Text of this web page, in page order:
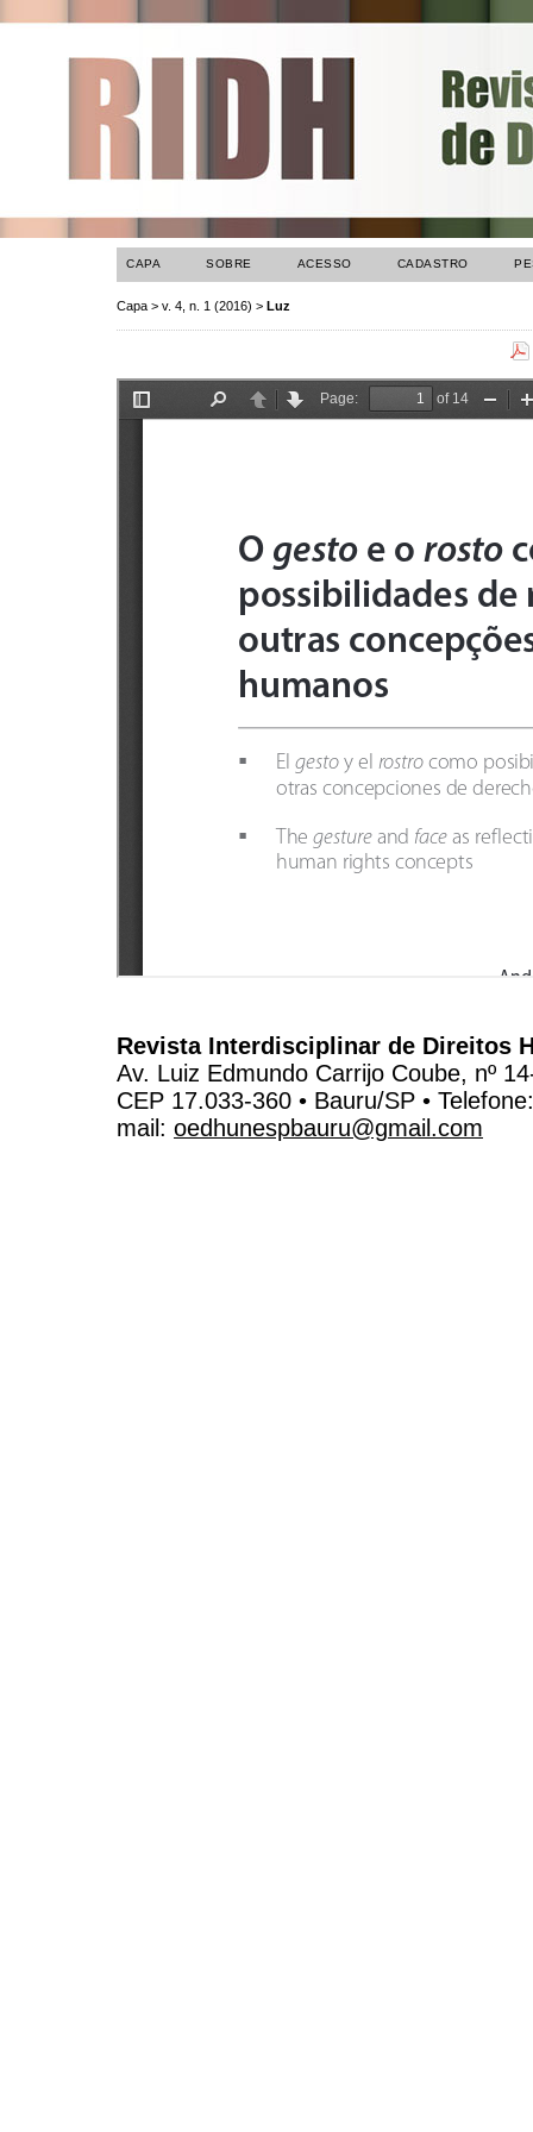
CAPA SOBRE ACESSO CADASTRO
Capa > v. 4, n. 1 (2016) > Luz
Revista Interdisciplinar de Direitos
Av. Luiz Edmundo Carrijo Coube, nº
CEP 17.033-360 • Bauru/SP •
mail: oedhunespbauru@gmail.com